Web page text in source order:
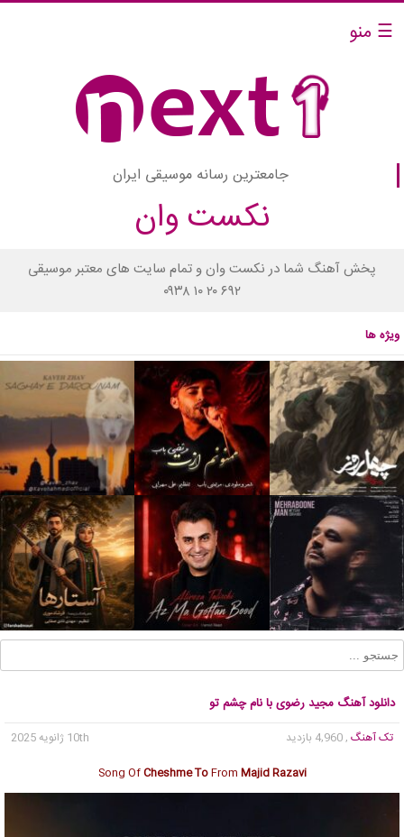
☰ منو
جامعترین رسانه موسیقی ایران
نکست وان
پخش آهنگ شما در نکست وان و تمام سایت های معتبر موسیقی
۰۹۳۸ ۱۰ ۲۰ ۶۹۲
ویژه ها
دانلود آهنگ مجید رضوی با نام چشم تو
تک آهنگ , 4,960 بازدید
10th ژانویه 2025
Song OfCheshme ToFrom Majid Razavi